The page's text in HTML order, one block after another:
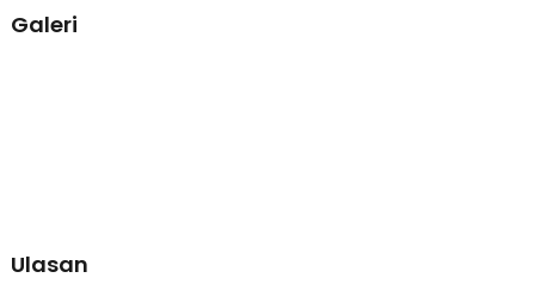
koleksi kacamata Anda aman dan terjaga dalam waktu yang lama.
1 x SHISHEN Kotak Display Kacamata 8 Grid Walnut Sunglasses
Galeri
Ulasan